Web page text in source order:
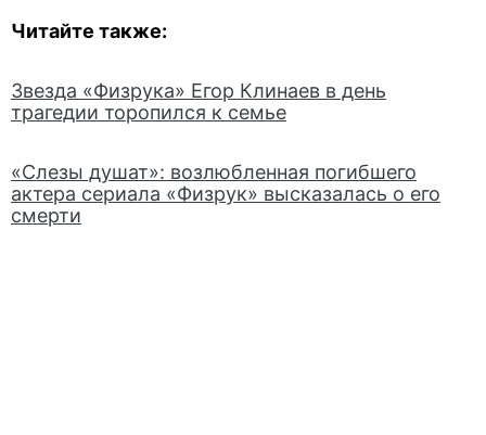
Читайте также:
Звезда «Физрука» Егор Клинаев в день
трагедии торопился к семье
«Слезы душат»: возлюбленная погибшего
актера сериала «Физрук» высказалась о его
смерти